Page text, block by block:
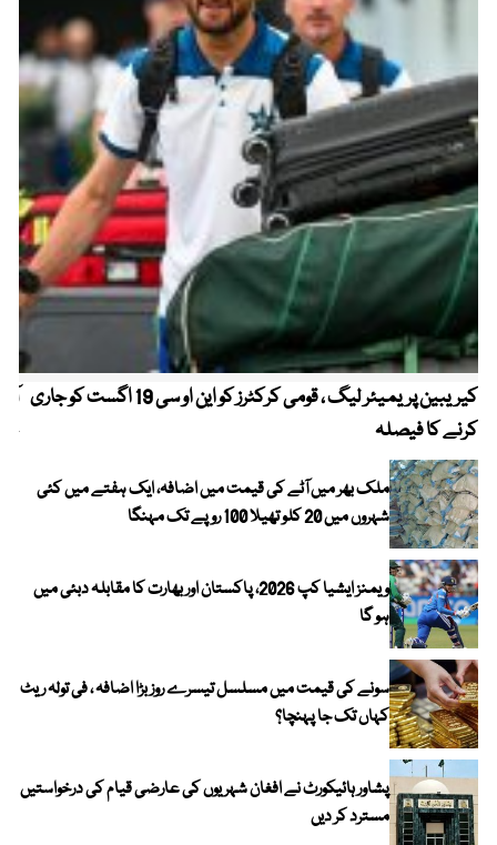
کیریبین پریمیئر لیگ ، قومی کرکٹرز کو این او سی 19 اگست کو جاری
کرنے کا فیصلہ
ملک بھر میں آٹے کی قیمت میں اضافہ، ایک ہفتے میں کئی
شہروں میں 20 کلو تھیلا 100 روپے تک مہنگا
ویمنز ایشیا کپ 2026، پاکستان اور بھارت کا مقابلہ دبئی میں
ہو گا
سونے کی قیمت میں مسلسل تیسرے روز بڑا اضافہ ، فی تولہ ریٹ
کہاں تک جا پہنچا؟
پشاور ہائیکورٹ نے افغان شہریوں کی عارضی قیام کی درخواستیں
مسترد کر دیں